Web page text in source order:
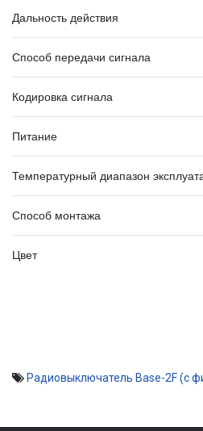
Дальность действия
Способ передачи сигнала
Кодировка сигнала
Питание
Температурный диапазон
Способ монтажа
Цвет
Радиовыключатель Base-2F (c